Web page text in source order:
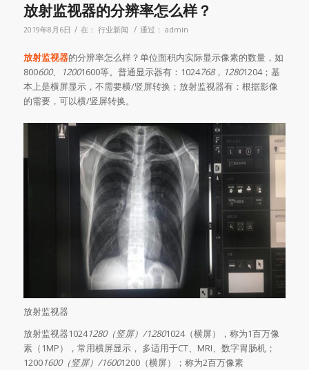
放射监视器的分辨率怎么样？
2019年8月6日 / 在： 行业新闻 / 通过： admin
放射监视器的分辨率怎么样？单位面积内实际显示像素的数量，如
800600、12001600等。普通显示器有：1024768，12801204；基
本上是横屏显示，不需要横/竖屏转换；放射监视器有：根据影像
的需要，可以横/竖屏转换。
放射监视器
放射监视器10241280（竖屏）/12801024（横屏），称为1百万像
素（1MP），常用横屏显示， 多适用于CT、MRI、数字胃肠机；
12001600（竖屏）/16001200（横屏）；称为2百万像素